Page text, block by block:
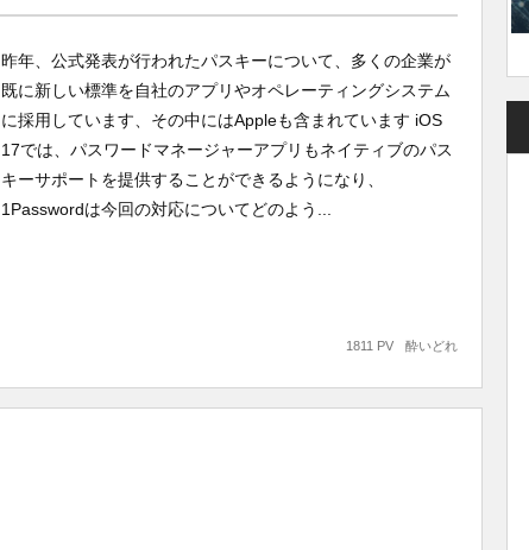
昨年、公式発表が行われたパスキーについて、多くの企業が
既に新しい標準を自社のアプリやオペレーティングシステム
に採用しています、その中にはAppleも含まれています iOS
17では、パスワードマネージャーアプリもネイティブのパス
キーサポートを提供することができるようになり、
1Passwordは今回の対応についてどのよう...
酔いどれ
1811 PV